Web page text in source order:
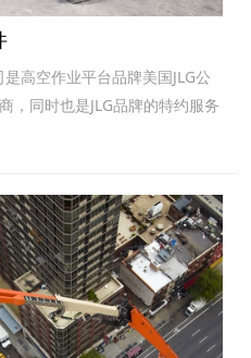
高空作业平台品牌美国JLG公
，同时也是JLG品牌的特约服务
售及整机维保服务；上海中盛